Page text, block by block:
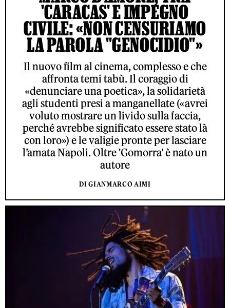
'CARACAS' E IMPEGNO
CIVILE: «NON CENSURIAMO
LA PAROLA "GENOCIDIO"»
Il nuovo film al cinema, complesso e che
affronta temi tabù. Il coraggio di
«denunciare una poetica», la solidarietà
agli studenti presi a manganellate («avrei
voluto mostrare un livido sulla faccia,
perché avrebbe significato essere stato là
con loro») e le valigie pronte per lasciare
l’amata Napoli. Oltre 'Gomorra' è nato un
autore
DI GIANMARCO AIMI